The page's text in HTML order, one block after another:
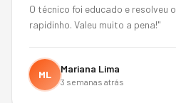
O técnico foi educado e resolveu
rapidinho. Valeu muito a pena!"
ML Mariana Lima
3 semanas atrás